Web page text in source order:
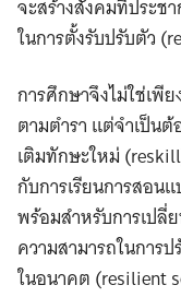
จะสร้างสังคมที่ประช
ในการตั้งรับปรับตัว
การศึกษาจึงไม่ใช่เพี
ตามตำรา แต่จำเป็นต้
เติมทักษะใหม่
กับการเรียนการสอน
พร้อมสำหรับการเปลี่
ความสามารถในกา
ในอนาคต (resilient